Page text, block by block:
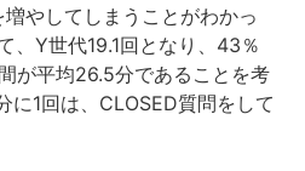
増やしてしまうことがわかっ
、Y世代19.1回となり、43％
が平均26.5分であることを考
に1回は、CLOSED質問をして